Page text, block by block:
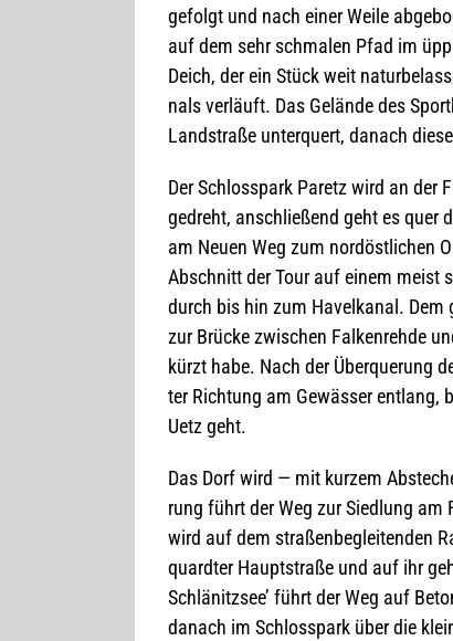
gefolgt und nach einer Weile
auf dem sehr schma­len Pfad im
Deich, der ein Stück weit
nals ver­läuft. Das Gelände des
Land­straße unter­quert, danach
Der Schloss­park Paretz wird an der
gedreht, anschlie­ßend geht es quer
am Neuen Weg zum nord­öst­li­chen
Abschnitt der Tour auf einem meist
durch bis hin zum Havel­ka­nal.
zur Brü­cke zwi­schen Fal­ken­rehde
kürzt habe. Nach der Über­que­rung
ter Rich­tung am Gewäs­ser ent­lang,
Uetz geht.
Das Dorf wird — mit kur­zem
rung führt der Weg zur Sied­lung
wird auf dem stra­ßen­be­glei­ten­den
quard­ter Haupt­straße und auf ihr
Schlä­nitz­see’ führt der Weg auf
danach im Schloss­park über die